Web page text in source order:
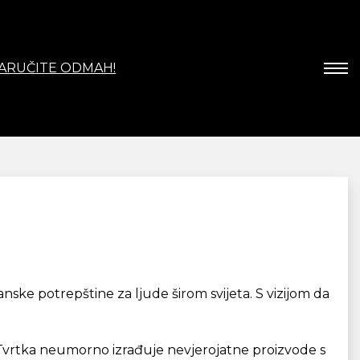
ODMAH!
potrepštine za ljude širom svijeta. S vizijom da
neumorno izrađuje nevjerojatne proizvode s